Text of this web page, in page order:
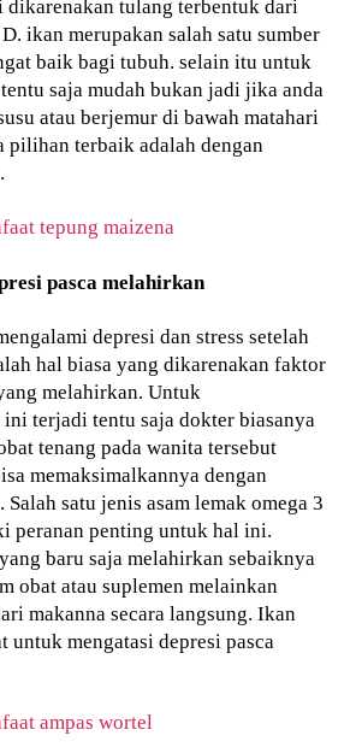
dikarenakan tulang terbentuk dari
ikan merupakan salah satu sumber
baik bagi tubuh. selain itu untuk
saja mudah bukan jadi jika anda
atau berjemur di bawah matahari
pilihan terbaik adalah dengan
tepung maizena
pasca melahirkan
depresi dan stress setelah
hal biasa yang dikarenakan faktor
melahirkan. Untuk
terjadi tentu saja dokter biasanya
tenang pada wanita tersebut
memaksimalkannya dengan
satu jenis asam lemak omega 3
peranan penting untuk hal ini.
baru saja melahirkan sebaiknya
obat atau suplemen melainkan
makanna secara langsung. Ikan
untuk mengatasi depresi pasca
ampas wortel